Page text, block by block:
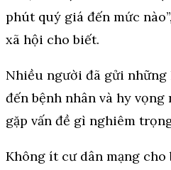
phút quý giá đến mức
xã hội cho biết.
Nhiều người đã gửi
đến bệnh nhân và hy
gặp vấn đề gì nghiêm
Không ít cư dân mạng cho